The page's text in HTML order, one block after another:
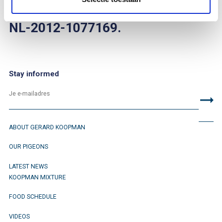
You can find her on bandnumber
NL-2012-1077169.
Stay informed
ABOUT GERARD KOOPMAN
OUR PIGEONS
LATEST NEWS
KOOPMAN MIXTURE
FOOD SCHEDULE
VIDEOS